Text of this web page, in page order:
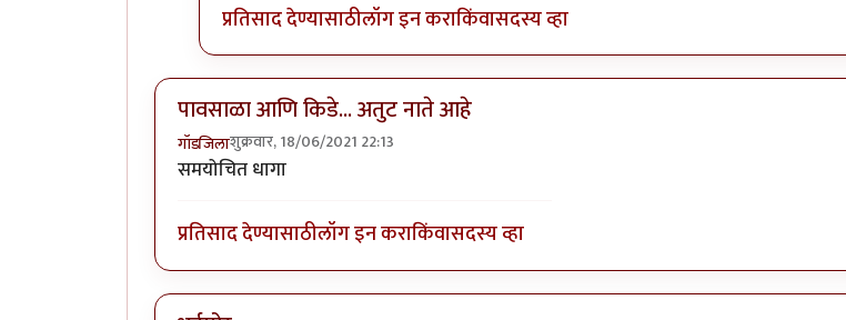
प्रतिसाद देण्यासाठीलॉग इन कराकिंवासदस्य व्हा
पावसाळा आणि किडे... अतुट नाते आहे
गॉडजिलाशुक्रवार, 18/06/2021 22:13
समयोचित धागा
प्रतिसाद देण्यासाठीलॉग इन कराकिंवासदस्य व्हा